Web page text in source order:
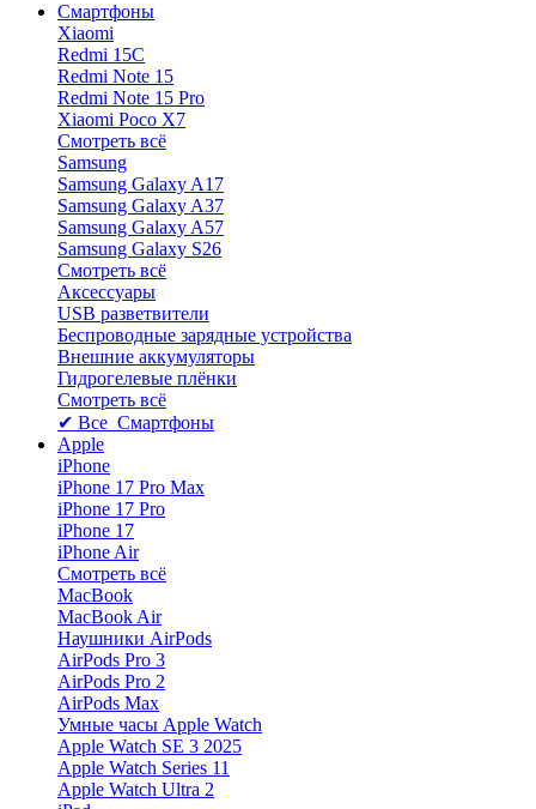
Смартфоны
Xiaomi
Redmi 15C
Redmi Note 15
Redmi Note 15 Pro
Xiaomi Poco X7
Смотреть всё
Samsung
Samsung Galaxy A17
Samsung Galaxy A37
Samsung Galaxy A57
Samsung Galaxy S26
Смотреть всё
Аксессуары
USB разветвители
Беспроводные зарядные устройства
Внешние аккумуляторы
Гидрогелевые плёнки
Смотреть всё
✔ Все Смартфоны
Apple
iPhone
iPhone 17 Pro Max
iPhone 17 Pro
iPhone 17
iPhone Air
Смотреть всё
MacBook
MacBook Air
Наушники AirPods
AirPods Pro 3
AirPods Pro 2
AirPods Max
Умные часы Apple Watch
Apple Watch SE 3 2025
Apple Watch Series 11
Apple Watch Ultra 2